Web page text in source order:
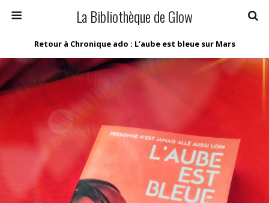
La Bibliothèque de Glow
Retour à Chronique ado : L’aube est bleue sur Mars